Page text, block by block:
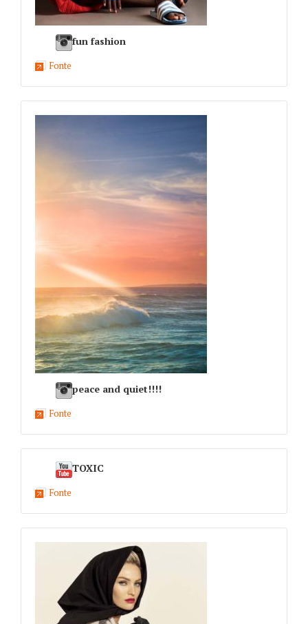
fun fashion
Fonte
peace and quiet!!!!
Fonte
TOXIC
Fonte